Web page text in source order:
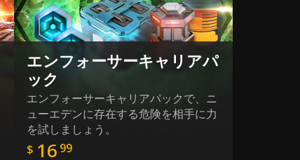
エンフォーサーキャリアパ
ック
エンフォーサーキャリアパックで、ニ
ューエデンに存在する危険を相手に力
を試しましょう。
$ 16 99